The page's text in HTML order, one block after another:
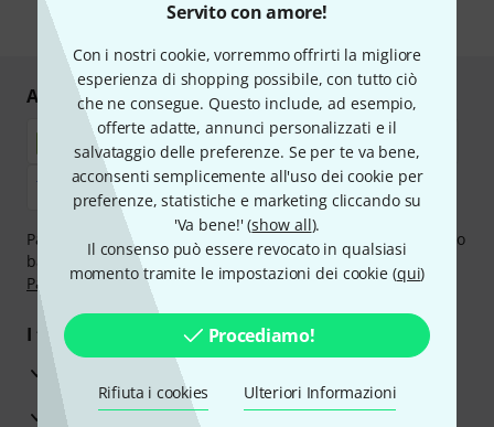
Servito con amore!
Con i nostri cookie, vorremmo offrirti la migliore
esperienza di shopping possibile, con tutto ciò
che ne consegue. Questo include, ad esempio,
offerte adatte, annunci personalizzati e il
salvataggio delle preferenze. Se per te va bene,
acconsenti semplicemente all'uso dei cookie per
preferenze, statistiche e marketing cliccando su
'Va bene!' (show all).
Il consenso può essere revocato in qualsiasi
momento tramite le impostazioni dei cookie (qui)
Procediamo!
Rifiuta i cookies Ulteriori Informazioni
* Richiesto
Acquisti e pagamenti sicuri
Paga in tutta sicurezza con Contanti alla consegna, Bonifico
bancario, PayPal, Amazon Pay, Klarna Paga Ora,Klarna
Paga in 3 rateoppure Carta di credito.
I tuoi vantaggi
3 anni di garanzia Thomann
30 giorni di garanzia soddisfatti o rimborsati